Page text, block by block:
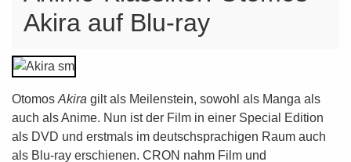
Akira auf Blu-ray
Otomos Akira gilt als Meilenstein, sowohl als Manga als
auch als Anime. Nun ist der Film in einer Special Edition
als DVD und erstmals im deutschsprachigen Raum auch
als Blu-ray erschienen. CRON nahm Film und